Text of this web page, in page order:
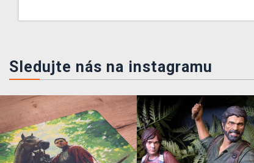
Sledujte nás na instagramu